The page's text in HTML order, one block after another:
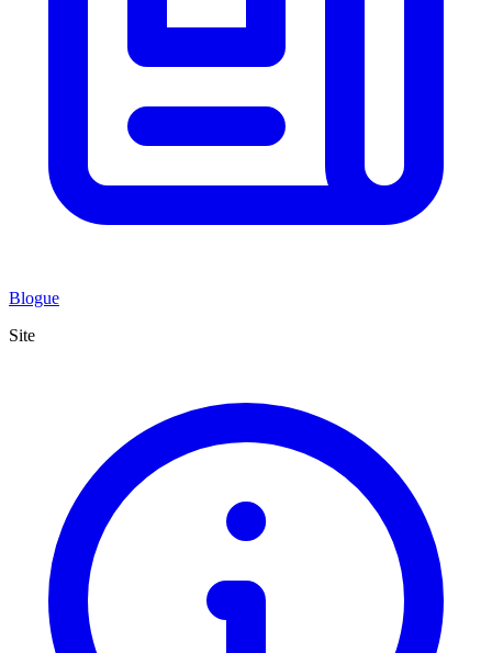
Blogue
Site